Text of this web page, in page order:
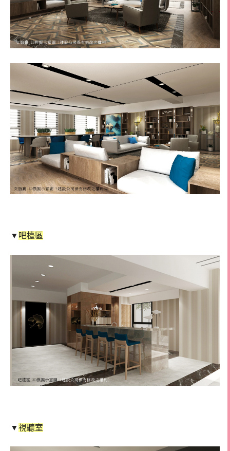
▼ 吧檯區
▼視聽室